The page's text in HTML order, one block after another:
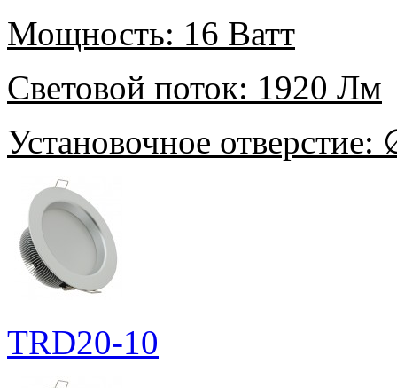
Мощность: 16 Ватт
Световой поток: 1920 Лм
Установочное отверстие:
TRD20-10